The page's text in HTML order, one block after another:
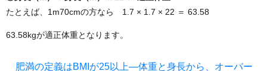
たとえば、1m70cmの方なら 1.7 × 1.7 × 22 ＝ 63.58
63.58kgが適正体重となります。
肥満の定義はBMIが25以上―体重と身長から、オーバー